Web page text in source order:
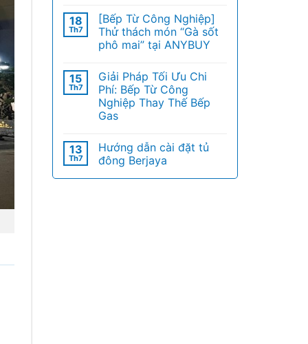
18
Th7
[Bếp Từ Công Nghiệp]
Thử thách món “Gà sốt
phô mai” tại ANYBUY
15
Th7
Giải Pháp Tối Ưu Chi
Phí: Bếp Từ Công
Nghiệp Thay Thế Bếp
Gas
13
Th7
Hướng dẫn cài đặt tủ
đông Berjaya